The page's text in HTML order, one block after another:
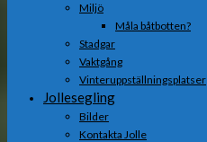
Miljö
Måla båtbotten?
Stadgar
Vaktgång
Vinteruppställningsplatser
Jollesegling
Bilder
Kontakta Jolle